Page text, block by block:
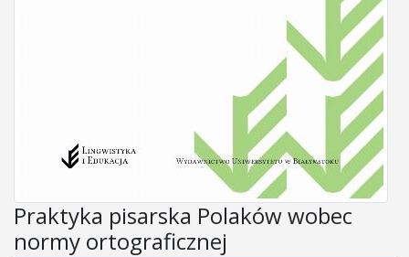
Praktyka pisarska Polaków wobec
normy ortograficznej